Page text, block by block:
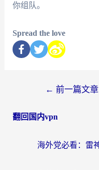
你组队。
Spread the love
← 前一篇文章
翻回国内vpn